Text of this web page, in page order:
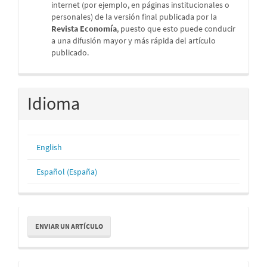
internet (por ejemplo, en páginas institucionales o
personales) de la versión final publicada por la
Revista Economía, puesto que esto puede conducir
a una difusión mayor y más rápida del artículo
publicado.
Idioma
English
Español (España)
Enviar
un
artículo
ENVIAR UN ARTÍCULO